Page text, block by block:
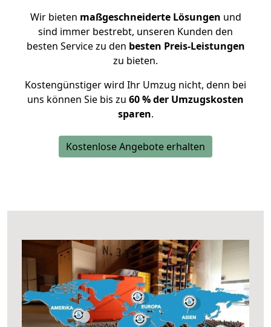
Wir bieten maßgeschneiderte Lösungen und
sind immer bestrebt, unseren Kunden den
besten Service zu den besten Preis-Leistungen
zu bieten.
Kostengünstiger wird Ihr Umzug nicht, denn bei
uns können Sie bis zu 60 % der Umzugskosten
sparen.
Kostenlose Angebote erhalten